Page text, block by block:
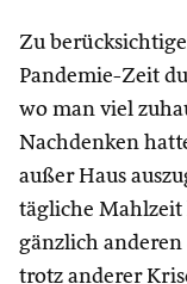
Zu
Pandemie-Zeit
wo man viel
Nachdenken
außer Haus
tägliche
gänzlich anderen
trotz anderer